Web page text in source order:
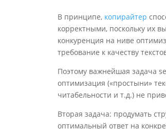
В принципе, копирайтер
корректными, поскольку их
конкуренция на ниве
требование к качеству
Поэтому важнейшая задача
оптимизация («простыни»
читабельности и т.д.) не
Вторая задача: продумать
оптимальный ответ на